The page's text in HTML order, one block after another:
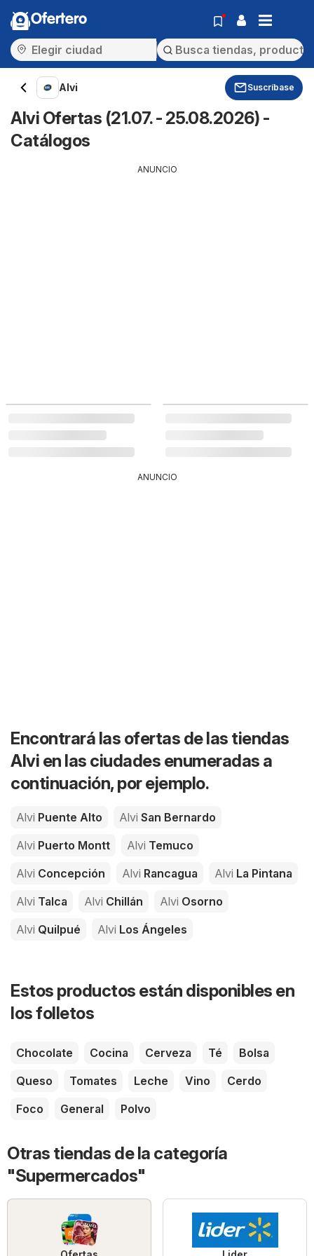
Ofertero
Alvi Suscríbase
Alvi Ofertas (21.07. - 25.08.2026) -
Catálogos
ANUNCIO
ANUNCIO
Encontrará las ofertas de las tiendas
Alvi en las ciudades enumeradas a
continuación, por ejemplo.
Alvi Puente Alto Alvi San Bernardo
Alvi Puerto Montt Alvi Temuco
Alvi Concepción Alvi Rancagua Alvi La Pintana
Alvi Talca Alvi Chillán Alvi Osorno
Alvi Quilpué Alvi Los Ángeles
Estos productos están disponibles en
los folletos
Chocolate Cocina Cerveza Té
Bolsa
Queso
Tomates Leche Vino
Cerdo
Foco
General Polvo
Otras tiendas de la categoría
"Supermercados"